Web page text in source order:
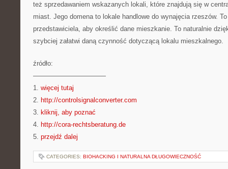
też sprzedawaniem wskazanych lokali, które znajdują się w
miast. Jego domena to lokale handlowe do wynajęcia rzeszów.
przedstawiciela, aby określić dane mieszkanie. To naturalnie
szybciej załatwi daną czynność dotyczącą lokalu mieszkalnego.
źródło:
———————————
1. więcej tutaj
2. http://controlsignalconverter.com
3. kliknij, aby poznać
4. http://cora-rechtsberatung.de
5. przejdź dalej
CATEGORIES: BIOHACKING I NATURALNA DŁUGOWIECZNOŚĆ